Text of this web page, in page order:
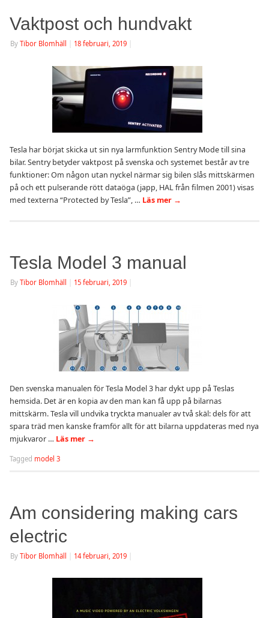
Vaktpost och hundvakt
By Tibor Blomhäll 18 februari, 2019
Tesla har börjat skicka ut sin nya larmfunktion Sentry Mode till sina
bilar. Sentry betyder vaktpost på svenska och systemet består av tre
funktioner: Om någon utan nyckel närmar sig bilen slås mittskärmen
på och ett pulserande rött dataöga (japp, HAL från filmen 2001) visas
med texterna “Protected by Tesla”, … Läs mer →
Tesla Model 3 manual
By Tibor Blomhäll 15 februari, 2019
Den svenska manualen för Tesla Model 3 har dykt upp på Teslas
hemsida. Det är en kopia av den man kan få upp på bilarnas
mittskärm. Tesla vill undvika tryckta manualer av två skäl: dels för att
spara träd men kanske framför allt för att bilarna uppdateras med nya
mjukvaror … Läs mer →
Tagged model 3
Am considering making cars
electric
By Tibor Blomhäll 14 februari, 2019